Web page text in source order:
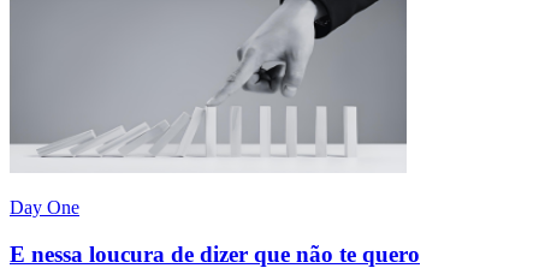
Day One
E nessa loucura de dizer que não te quero